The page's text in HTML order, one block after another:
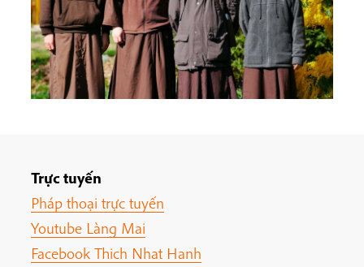
Trực tuyến
Pháp thoại trực tuyến
Youtube Làng Mai
Facebook Thich Nhat Hanh